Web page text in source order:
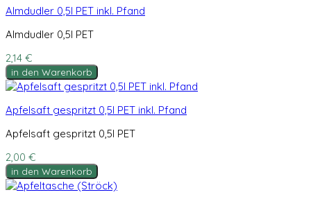
Almdudler 0,5l PET inkl. Pfand
Almdudler 0,5l PET
2,14 €
in den Warenkorb
Apfelsaft gespritzt 0,5l PET inkl. Pfand
Apfelsaft gespritzt 0,5l PET
2,00 €
in den Warenkorb